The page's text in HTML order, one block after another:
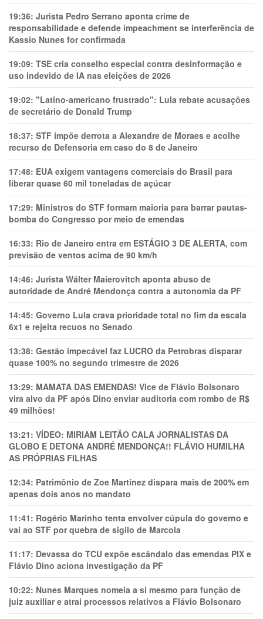
19:36: Jurista Pedro Serrano aponta crime de
responsabilidade e defende impeachment se interferência de
Kassio Nunes for confirmada
19:09: TSE cria conselho especial contra desinformação e
uso indevido de IA nas eleições de 2026
19:02: "Latino-americano frustrado": Lula rebate acusações
de secretário de Donald Trump
18:37: STF impõe derrota a Alexandre de Moraes e acolhe
recurso de Defensoria em caso do 8 de Janeiro
17:48: EUA exigem vantagens comerciais do Brasil para
liberar quase 60 mil toneladas de açúcar
17:29: Ministros do STF formam maioria para barrar pautas-
bomba do Congresso por meio de emendas
16:33: Rio de Janeiro entra em ESTÁGIO 3 DE ALERTA, com
previsão de ventos acima de 90 km/h
14:46: Jurista Wálter Maierovitch aponta abuso de
autoridade de André Mendonça contra a autonomia da PF
14:45: Governo Lula crava prioridade total no fim da escala
6x1 e rejeita recuos no Senado
13:38: Gestão impecável faz LUCRO da Petrobras disparar
quase 100% no segundo trimestre de 2026
13:29: MAMATA DAS EMENDAS! Vice de Flávio Bolsonaro
vira alvo da PF após Dino enviar auditoria com rombo de R$
49 milhões!
13:21: VÍDEO: MIRIAM LEITÃO CALA JORNALISTAS DA
GLOBO E DETONA ANDRÉ MENDONÇA!! FLÁVIO HUMILHA
AS PRÓPRIAS FILHAS
12:34: Patrimônio de Zoe Martínez dispara mais de 200% em
apenas dois anos no mandato
11:41: Rogério Marinho tenta envolver cúpula do governo e
vai ao STF por quebra de sigilo de Marcola
11:17: Devassa do TCU expõe escândalo das emendas PIX e
Flávio Dino aciona investigação da PF
10:22: Nunes Marques nomeia a si mesmo para função de
juiz auxiliar e atrai processos relativos a Flávio Bolsonaro